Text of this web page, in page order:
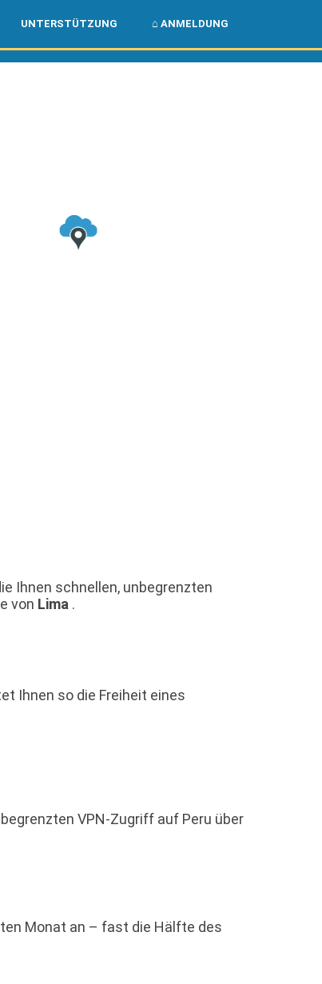
UNTERSTÜTZUNG ⌂ ANMELDUNG
Ihnen schnellen, unbegrenzten
von Lima .
Ihnen so die Freiheit eines
VPN-Zugriff auf Peru über
Monat an – fast die Hälfte des